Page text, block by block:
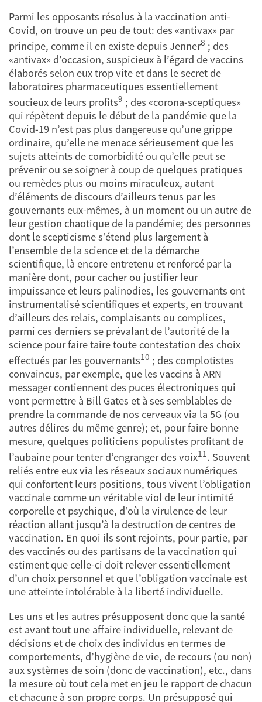
Parmi les opposants résolus à la vaccination anti-
Covid, on trouve un peu de tout: des «antivax» par
principe, comme il en existe depuis Jenner8 ; des
«antivax» d’occasion, suspicieux à l’égard de vaccins
élaborés selon eux trop vite et dans le secret de
laboratoires pharmaceutiques essentiellement
soucieux de leurs profits9 ; des «corona-sceptiques»
qui répètent depuis le début de la pandémie que la
Covid-19 n’est pas plus dangereuse qu’une grippe
ordinaire, qu’elle ne menace sérieusement que les
sujets atteints de comorbidité ou qu’elle peut se
prévenir ou se soigner à coup de quelques pratiques
ou remèdes plus ou moins miraculeux, autant
d’éléments de discours d’ailleurs tenus par les
gouvernants eux-mêmes, à un moment ou un autre de
leur gestion chaotique de la pandémie; des personnes
dont le scepticisme s’étend plus largement à
l’ensemble de la science et de la démarche
scientifique, là encore entretenu et renforcé par la
manière dont, pour cacher ou justifier leur
impuissance et leurs palinodies, les gouvernants ont
instrumentalisé scientifiques et experts, en trouvant
d’ailleurs des relais, complaisants ou complices,
parmi ces derniers se prévalant de l’autorité de la
science pour faire taire toute contestation des choix
effectués par les gouvernants10 ; des complotistes
convaincus, par exemple, que les vaccins à ARN
messager contiennent des puces électroniques qui
vont permettre à Bill Gates et à ses semblables de
prendre la commande de nos cerveaux via la 5G (ou
autres délires du même genre); et, pour faire bonne
mesure, quelques politiciens populistes profitant de
l’aubaine pour tenter d’engranger des voix11. Souvent
reliés entre eux via les réseaux sociaux numériques
qui confortent leurs positions, tous vivent l’obligation
vaccinale comme un véritable viol de leur intimité
corporelle et psychique, d’où la virulence de leur
réaction allant jusqu’à la destruction de centres de
vaccination. En quoi ils sont rejoints, pour partie, par
des vaccinés ou des partisans de la vaccination qui
estiment que celle-ci doit relever essentiellement
d’un choix personnel et que l’obligation vaccinale est
une atteinte intolérable à la liberté individuelle.
Les uns et les autres présupposent donc que la santé
est avant tout une affaire individuelle, relevant de
décisions et de choix des individus en termes de
comportements, d’hygiène de vie, de recours (ou non)
aux systèmes de soin (donc de vaccination), etc., dans
la mesure où tout cela met en jeu le rapport de chacun
et chacune à son propre corps. Un présupposé qui